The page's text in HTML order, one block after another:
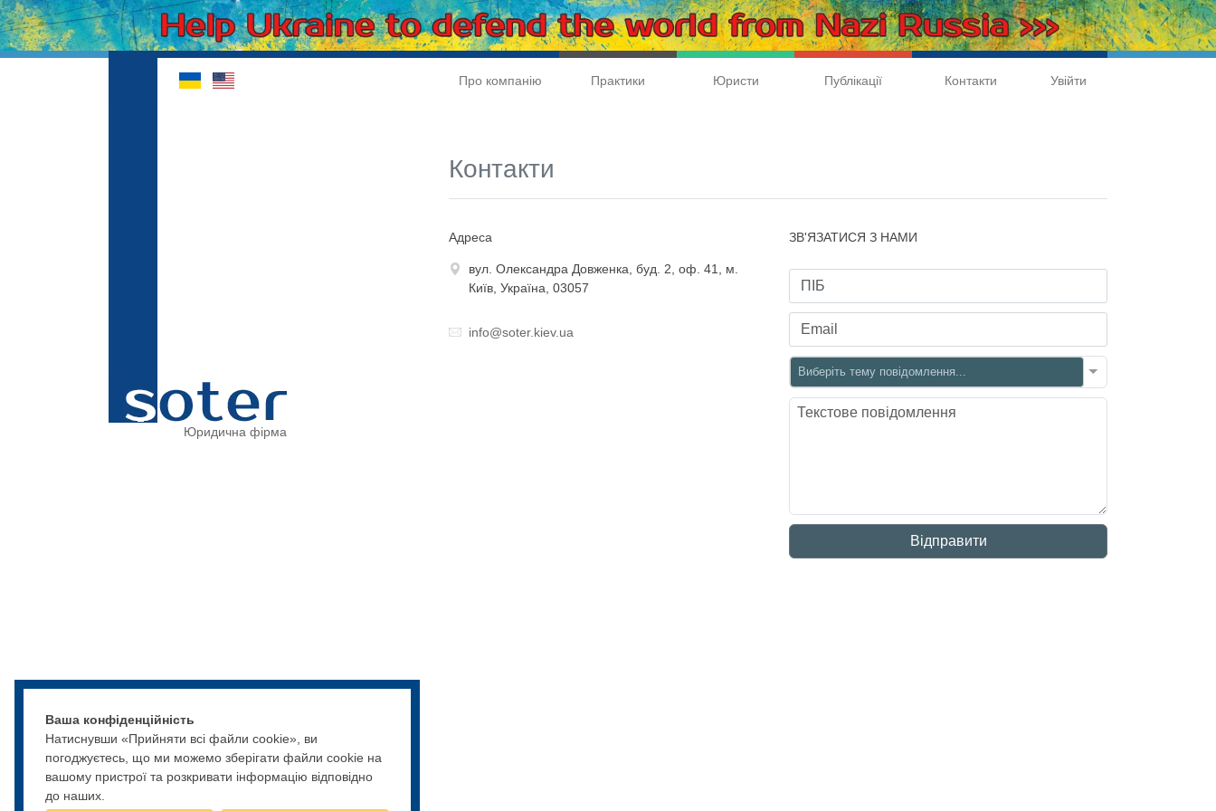
Про компанію Практики Юристи Публікації Контакти Увійти
Юридична фірма
Контакти
Адреса
вул. Олександра Довженка, буд. 2, оф. 41, м.
Київ, Україна, 03057
info@soter.kiev.ua
ЗВ'ЯЗАТИСЯ З НАМИ
Відправити
Ваша конфіденційність
Натиснувши «Прийняти всі файли cookie», ви
погоджуєтесь, що ми можемо зберігати файли cookie на
вашому пристрої та розкривати інформацію відповідно
до наших.